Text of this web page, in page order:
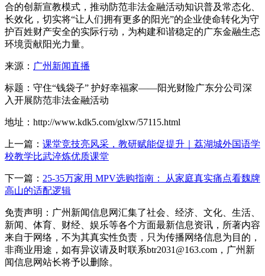
合的创新宣教模式，推动防范非法金融活动知识普及常态化、
长效化，切实将“让人们拥有更多的阳光”的企业使命转化为守
护百姓财产安全的实际行动，为构建和谐稳定的广东金融生态
环境贡献阳光力量。
来源： 广州新闻直播
标题：守住“钱袋子” 护好幸福家——阳光财险广东分公司深
入开展防范非法金融活动
地址：http://www.kdk5.com/glxw/57115.html
上一篇： 课堂竞技亮风采，教研赋能促提升｜荔湖城外国语学
校教学比武淬炼优质课堂
下一篇： 25-35万家用 MPV选购指南： 从家庭真实痛点看魏牌
高山的适配逻辑
免责声明：广州新闻信息网汇集了社会、经济、文化、生活、
新闻、体育、财经、娱乐等各个方面最新信息资讯，所著内容
来自于网络，不为其真实性负责，只为传播网络信息为目的，
非商业用途，如有异议请及时联系btr2031@163.com，广州新
闻信息网站长将予以删除。